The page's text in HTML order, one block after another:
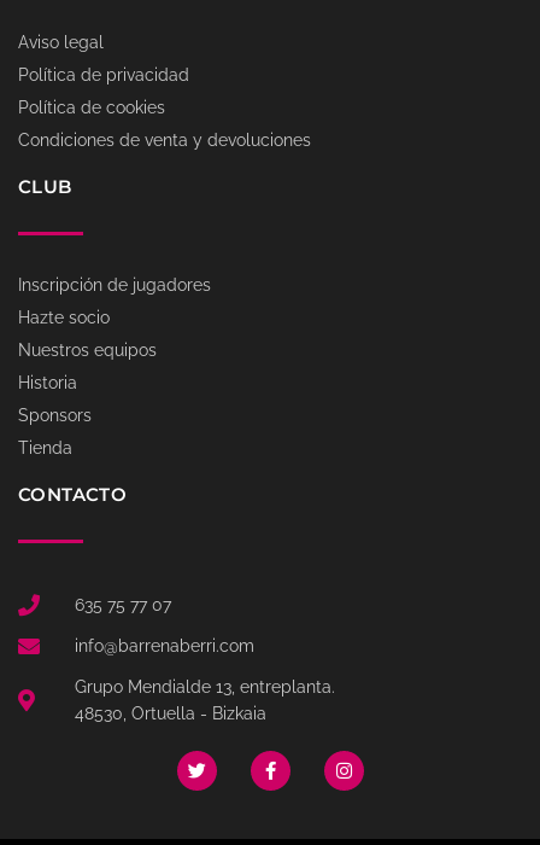
Aviso legal
Política de privacidad
Política de cookies
Condiciones de venta y devoluciones
CLUB
Inscripción de jugadores
Hazte socio
Nuestros equipos
Historia
Sponsors
Tienda
CONTACTO
635 75 77 07
info@barrenaberri.com
Grupo Mendialde 13, entreplanta.
48530, Ortuella - Bizkaia
T
w
i
F
a
c
I
n
s